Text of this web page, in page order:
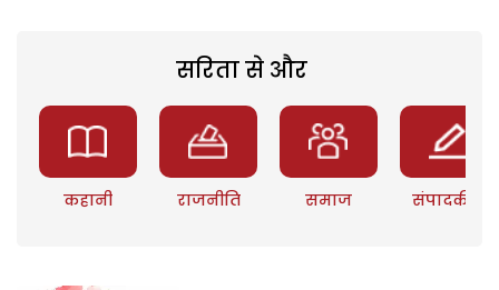
सरिता से और
कहानी राजनीति समाज संपादकीय